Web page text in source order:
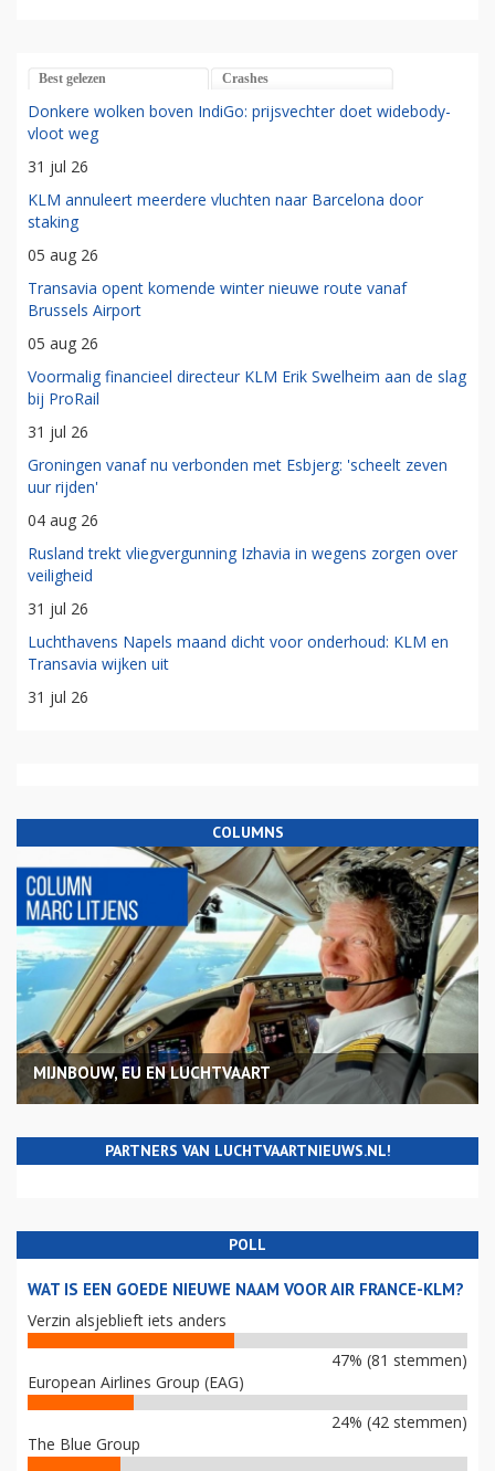
Best gelezen Crashes
Donkere wolken boven IndiGo: prijsvechter doet widebody-
vloot weg
31 jul 26
KLM annuleert meerdere vluchten naar Barcelona door
staking
05 aug 26
Transavia opent komende winter nieuwe route vanaf
Brussels Airport
05 aug 26
Voormalig financieel directeur KLM Erik Swelheim aan de slag
bij ProRail
31 jul 26
Groningen vanaf nu verbonden met Esbjerg: 'scheelt zeven
uur rijden'
04 aug 26
Rusland trekt vliegvergunning Izhavia in wegens zorgen over
veiligheid
31 jul 26
Luchthavens Napels maand dicht voor onderhoud: KLM en
Transavia wijken uit
31 jul 26
COLUMNS
MIJNBOUW, EU EN LUCHTVAART
PARTNERS VAN LUCHTVAARTNIEUWS.NL!
POLL
WAT IS EEN GOEDE NIEUWE NAAM VOOR AIR FRANCE-KLM?
Verzin alsjeblieft iets anders
47% (81 stemmen)
European Airlines Group (EAG)
24% (42 stemmen)
The Blue Group